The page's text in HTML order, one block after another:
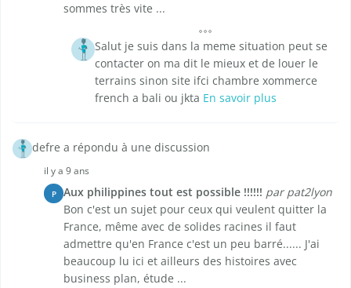
sommes très vite ...
Salut je suis dans la meme situation peut se
contacter on ma dit le mieux et de louer le
terrains sinon site ifci chambre xommerce
french a bali ou jkta En savoir plus
defre a répondu à une discussion
il y a 9 ans
P Aux philippines tout est possible !!!!!! par pat2lyon
Bon c'est un sujet pour ceux qui veulent quitter la
France, même avec de solides racines il faut
admettre qu'en France c'est un peu barré...... J'ai
beaucoup lu ici et ailleurs des histoires avec
business plan, étude ...